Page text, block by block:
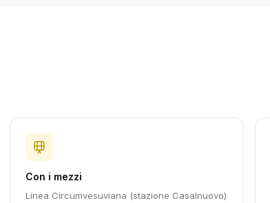
Con i mezzi
Linea Circumvesuviana (stazione Casalnuovo)